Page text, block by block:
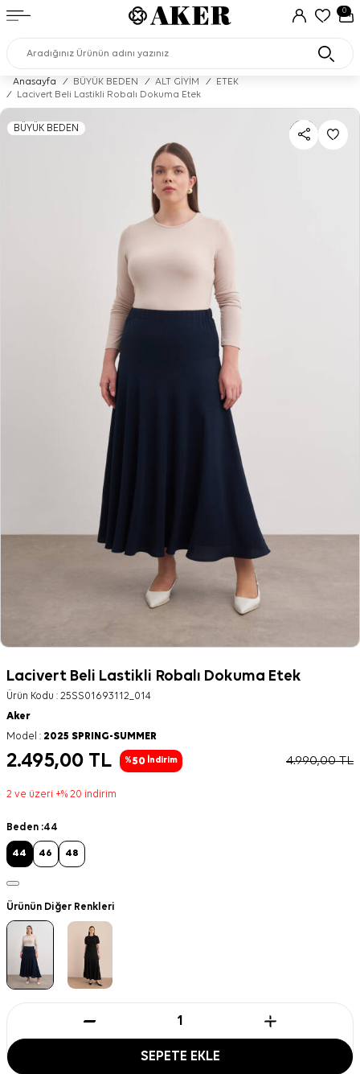
0
Anasayfa / BÜYÜK BEDEN / ALT GİYİM /
ETEK
/
Lacivert Beli Lastikli Robalı Dokuma Etek
BÜYÜK BEDEN
Lacivert Beli Lastikli Robalı Dokuma Etek
Ürün Kodu : 25SS01693112_014
Aker
Model : 2025 SPRING-SUMMER
2.495,00 TL %50 İndirim 4.990,00TL
2 ve üzeri +% 20 indirim
Beden :44
44 46 48
Ürünün Diğer Renkleri
SEPETE EKLE